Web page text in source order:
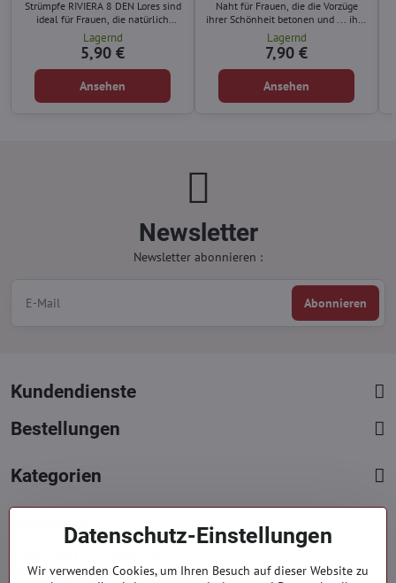
Strümpfe RIVIERA 8 DEN Lores sind
ideal für Frauen, die natürlich
schöne und gepflegte Beine
möchten.
Lagernd
5,90 €
Ansehen
Naht für Frauen, die die Vorzüge
ihrer Schönheit betonen und ... ihre
Beine optisch verlängern möchten.
Lagernd
7,90 €
Ansehen
Newsletter
Newsletter abonnieren :
Abonnieren
Kundendienste
Bestellungen
Kategorien
Kontakte
Mont. - Freit. : 09:00 - 15:00 hod.
Datenschutz-Einstellungen
Wir verwenden Cookies, um Ihren Besuch auf dieser Website zu